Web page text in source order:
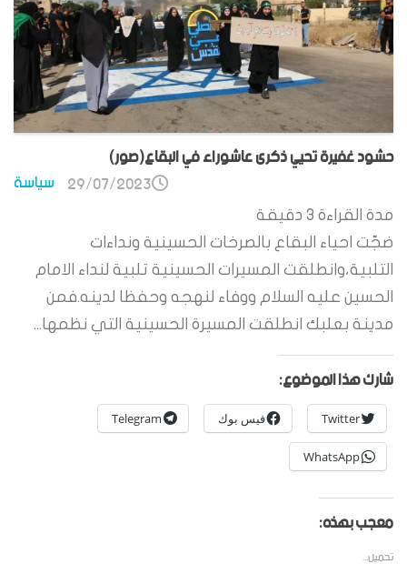
حشود غفيرة تحيي ذكرى عاشوراء في البقاع(صور)
سياسة 29/07/2023
مدة القراءة 3 دقيقة
ضجّت احياء البقاع بالصرخات الحسينية ونداءات
التلبية،وانطلقت المسيرات الحسينية تلبية لنداء الامام
الحسين عليه السلام ووفاء لنهجه وحفظا لدينه.فمن
مدينة بعلبك انطلقت المسيرة الحسينية التي نظمها...
شارك هذا الموضوع:
Twitter فيس بوك Telegram
WhatsApp
معجب بهذه:
تحميل...